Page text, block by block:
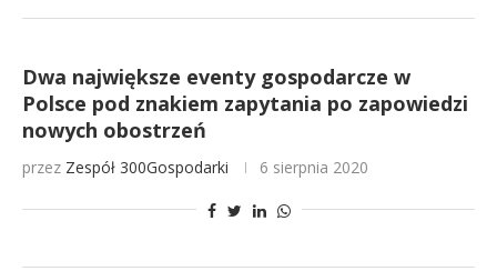
Dwa największe eventy gospodarcze w
Polsce pod znakiem zapytania po zapowiedzi
nowych obostrzeń
przez Zespół 300Gospodarki 6 sierpnia 2020